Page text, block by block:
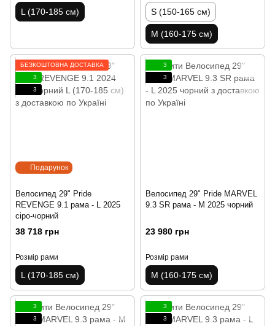
L (170-185 см) S (150-165 см)
M (160-175 см)
Подарунок
БЕЗКОШТОВНА ДОСТАВКА
3
3
Велосипед 29" Pride
REVENGE 9.1 рама - L 2025
сіро-чорний
38 718 грн
Розмір рами
L (170-185 см)
3
3
Велосипед 29" Pride MARVEL
9.3 SR рама - M 2025 чорний
23 980 грн
Розмір рами
M (160-175 см)
3
3
3
3